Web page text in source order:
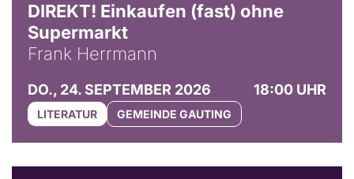
DIREKT! Einkaufen (fast) ohne
Supermarkt
Frank Herrmann
DO., 24. SEPTEMBER 2026 18:00 UHR
LITERATUR GEMEINDE GAUTING